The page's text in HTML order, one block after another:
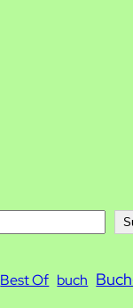
Best Of buch